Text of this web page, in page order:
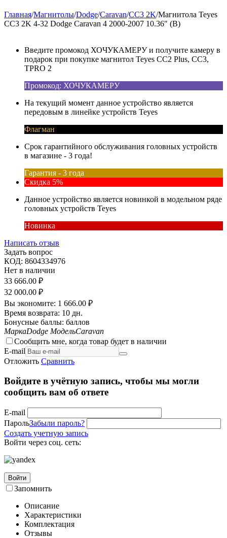
Главная/Магнитолы/Dodge/Caravan/CC3 2K/Магнитола Teyes
CC3 2K 4-32 Dodge Caravan 4 2000-2007 10.36" (B)
Введите промокод ХОЧУКАМЕРУ и получите камеру в
подарок при покупке магнитол Teyes CC2 Plus, CC3,
TPRO 2
Промокод: ХОЧУКАМЕРУ
На текущий момент данное устройство является
передовым в линейке устройств Teyes
Флагман
Срок гарантийного обслуживания головных устройств
в магазине - 3 года!
Гарантия - 3 года
Скидка 5%
Данное устройство является новинкой в модельном ряде
головных устройств Teyes
Новинка
Написать отзыв
Задать вопрос
КОД: 8604334976
Нет в наличии
33 666.00 ₽
32 000.00 ₽
Вы экономите: 1 666.00 ₽
Время возврата: 10 дн.
Бонусные баллы: баллов
МаркаDodge МодельCaravan
Сообщить мне, когда товар будет в наличии
E-mail
Отложить Сравнить
Войдите в учётную запись, чтобы мы могли
сообщить вам об ответе
E-mail
ПарольЗабыли пароль?
Создать учетную запись
Войти через соц. сеть:
Войти
Запомнить
Описание
Характеристики
Комплектация
Отзывы